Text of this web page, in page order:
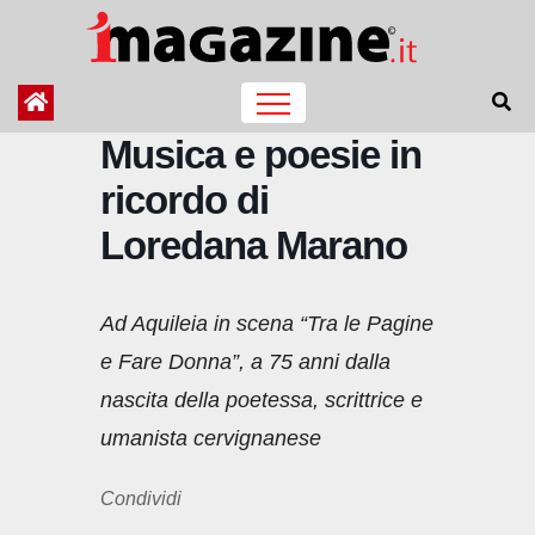
contenuto
Musica e poesie in
ricordo di
Loredana Marano
Ad Aquileia in scena “Tra le Pagine
e Fare Donna”, a 75 anni dalla
nascita della poetessa, scrittrice e
umanista cervignanese
Condividi